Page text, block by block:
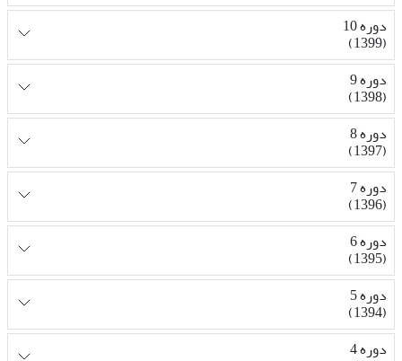
دوره 10
(1399)
دوره 9
(1398)
دوره 8
(1397)
دوره 7
(1396)
دوره 6
(1395)
دوره 5
(1394)
دوره 4